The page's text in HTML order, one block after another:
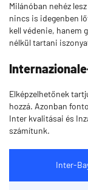
Milánóban nehéz
nincs is idegenben
kell védenie, hanem
nélkül tartani
Elképzelhetőnek
hozzá. Azonban
Inter kvalitásai és
számítunk.
Inter-